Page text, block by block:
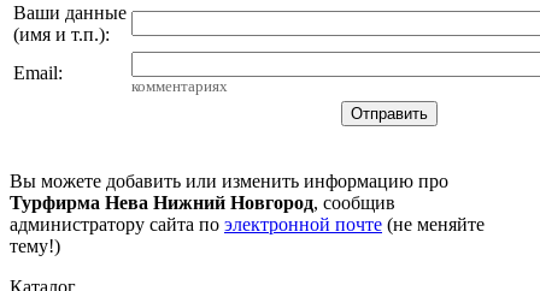
Ваши данные
(имя и т.п.):
Email:
комментариях
Вы можете добавить или изменить информацию про
Турфирма Нева Нижний Новгород, сообщив
администратору сайта по электронной почте (не меняйте
тему!)
Каталог